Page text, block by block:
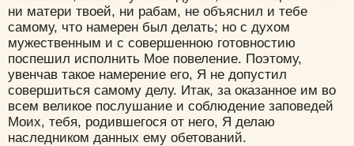
ни матери твоей, ни рабам, не объяснил и тебе
самому, что намерен был делать; но с духом
мужественным и с совершенною готовностию
поспешил исполнить Мое повеление. Поэтому,
увенчав такое намерение его, Я не допустил
совершиться самому делу. Итак, за оказанное им во
всем великое послушание и соблюдение заповедей
Моих, тебя, родившегося от него, Я делаю
наследником данных ему обетований.